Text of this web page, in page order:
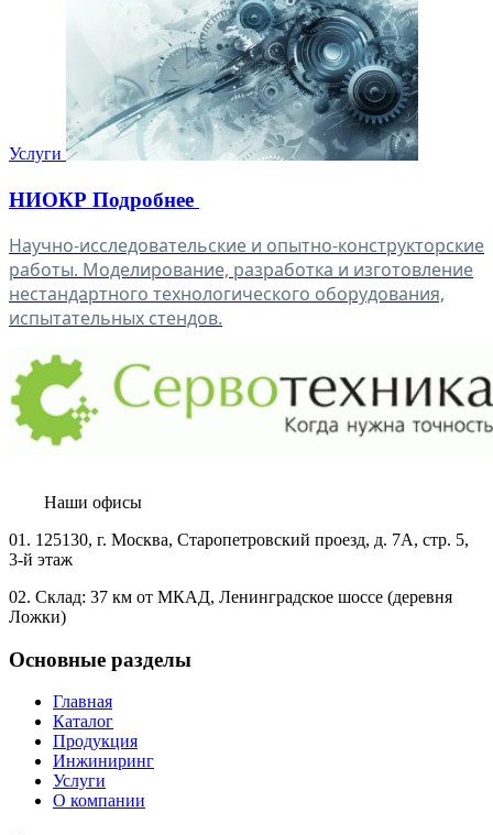
Услуги
ИнжинирингПодробнее
Проектирование и внедрение АСУ ТП, систем диагностики и
мониторинга. Модернизация устаревшего оборудования с
повышением производительности и снижением
энергопотребления.
Услуги
НИОКРПодробнее
Научно-исследовательские и опытно-конструкторские
работы. Моделирование, разработка и изготовление
нестандартного технологического оборудования,
испытательных стендов.